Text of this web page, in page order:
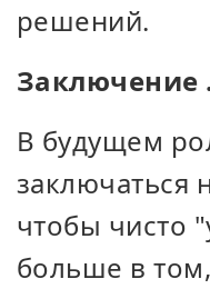
решений.
Заключение
В будущем
заключаться
чтобы чисто
больше в